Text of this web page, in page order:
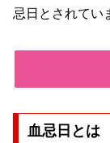
忌日とされてい
血忌日とは